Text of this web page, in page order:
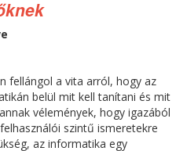
fellángol a vita arról, hogy az
belül mit kell tanítani és mit
vélemények, hogy igazából
szintű ismeretekre
az informatika egy